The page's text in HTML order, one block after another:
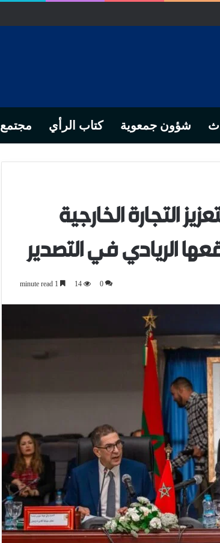
المحلي إلى رهانات التشريع وبصمة رجل أعمال ناجح
شؤون جمعوية كتاب الرأي مجتمع
التجارة الخارجية
الريادي في التصدير
0
14